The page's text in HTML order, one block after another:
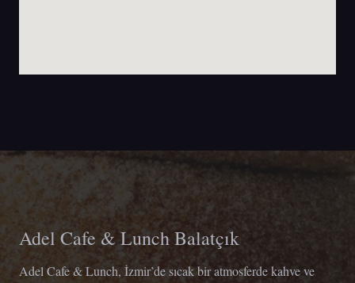
Adel Cafe & Lunch Balatçık
Adel Cafe & Lunch, İzmir’de sıcak bir atmosferde kahve ve